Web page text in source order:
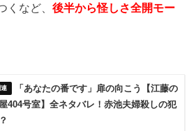
くなど、後半から怪しさ全開モー
「あなたの番です」扉の向こう【江藤の
404号室】全ネタバレ！赤池夫婦殺しの犯